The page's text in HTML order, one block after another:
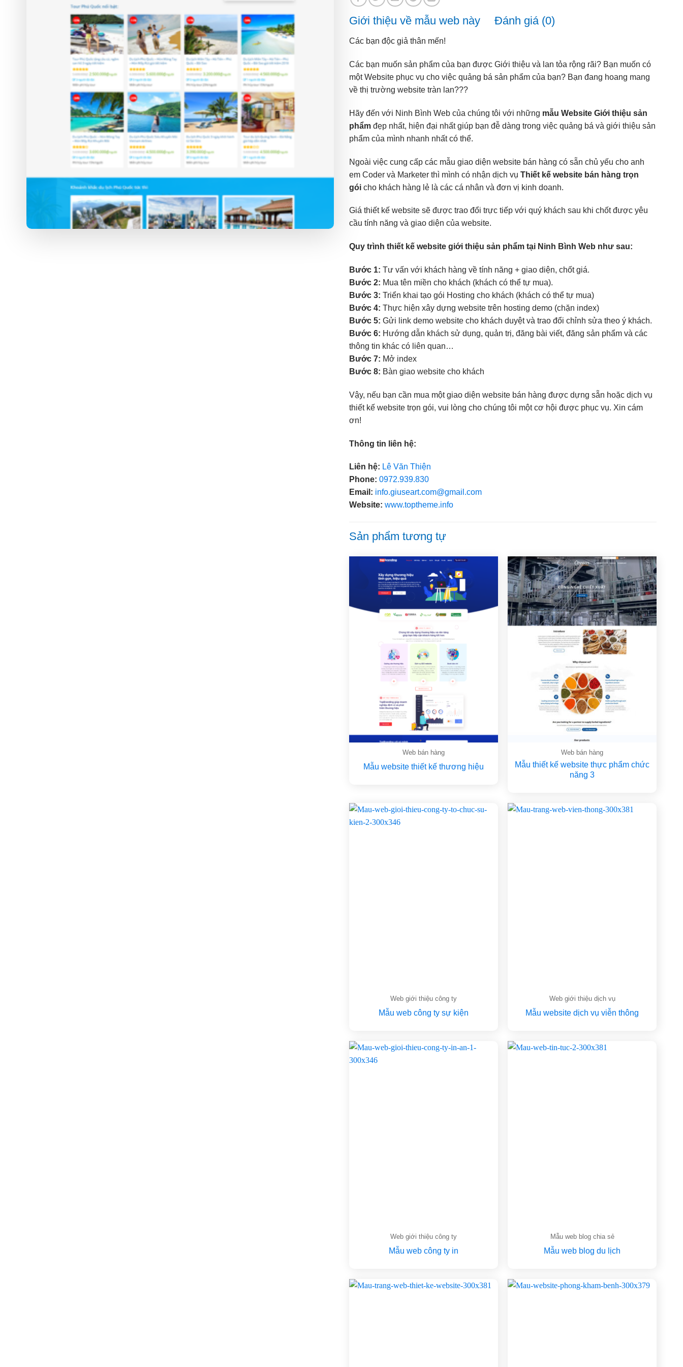
Giới thiệu về mẫu web này Đánh giá (0)
Các bạn độc giả thân mến!
Các bạn muốn sản phẩm của bạn được Giới thiệu và lan tỏa rộng rãi? Bạn muốn có
một Website phục vụ cho việc quảng bá sản phẩm của bạn? Bạn đang hoang mang
về thị trường website tràn lan???
Hãy đến với Ninh Bình Web của chúng tôi với những mẫu Website Giới thiệu sản
phẩm đẹp nhất, hiện đại nhất giúp bạn đễ dàng trong việc quảng bá và giới thiệu sản
phẩm của mình nhanh nhất có thể.
Ngoài việc cung cấp các mẫu giao diện website bán hàng có sẵn chủ yếu cho anh
em Coder và Marketer thì mình có nhận dịch vụ Thiết kế website bán hàng trọn
gói cho khách hàng lẻ là các cá nhân và đơn vị kinh doanh.
Giá thiết kế website sẽ được trao đổi trực tiếp với quý khách sau khi chốt được yêu
cầu tính năng và giao diện của website.
Quy trình thiết kế website giới thiệu sản phẩm tại Ninh Bình Web như sau:
Bước 1: Tư vấn với khách hàng về tính năng + giao diện, chốt giá.
Bước 2: Mua tên miền cho khách (khách có thể tự mua).
Bước 3: Triển khai tạo gói Hosting cho khách (khách có thể tự mua)
Bước 4: Thực hiện xây dựng website trên hosting demo (chặn index)
Bước 5: Gửi link demo website cho khách duyệt và trao đổi chỉnh sửa theo ý khách.
Bước 6: Hướng dẫn khách sử dụng, quản trị, đăng bài viết, đăng sản phẩm và các
thông tin khác có liên quan…
Bước 7: Mở index
Bước 8: Bàn giao website cho khách
Vậy, nếu bạn cần mua một giao diện website bán hàng được dựng sẵn hoặc dịch vụ
thiết kế website trọn gói, vui lòng cho chúng tôi một cơ hội được phục vụ. Xin cám
ơn!
Thông tin liên hệ:
Liên hệ: Lê Văn Thiện
Phone: 0972.939.830
Email: info.giuseart.com@gmail.com
Website: www.toptheme.info
Sản phẩm tương tự
Web bán hàng
Mẫu website thiết kế thương hiệu
Web bán hàng
Mẫu thiết kế website thực phẩm chức
năng 3
Web giới thiệu công ty
Mẫu web công ty sự kiện
Web giới thiệu dịch vụ
Mẫu website dịch vụ viễn thông
Web giới thiệu công ty
Mẫu web công ty in
Mẫu web blog chia sẻ
Mẫu web blog du lịch